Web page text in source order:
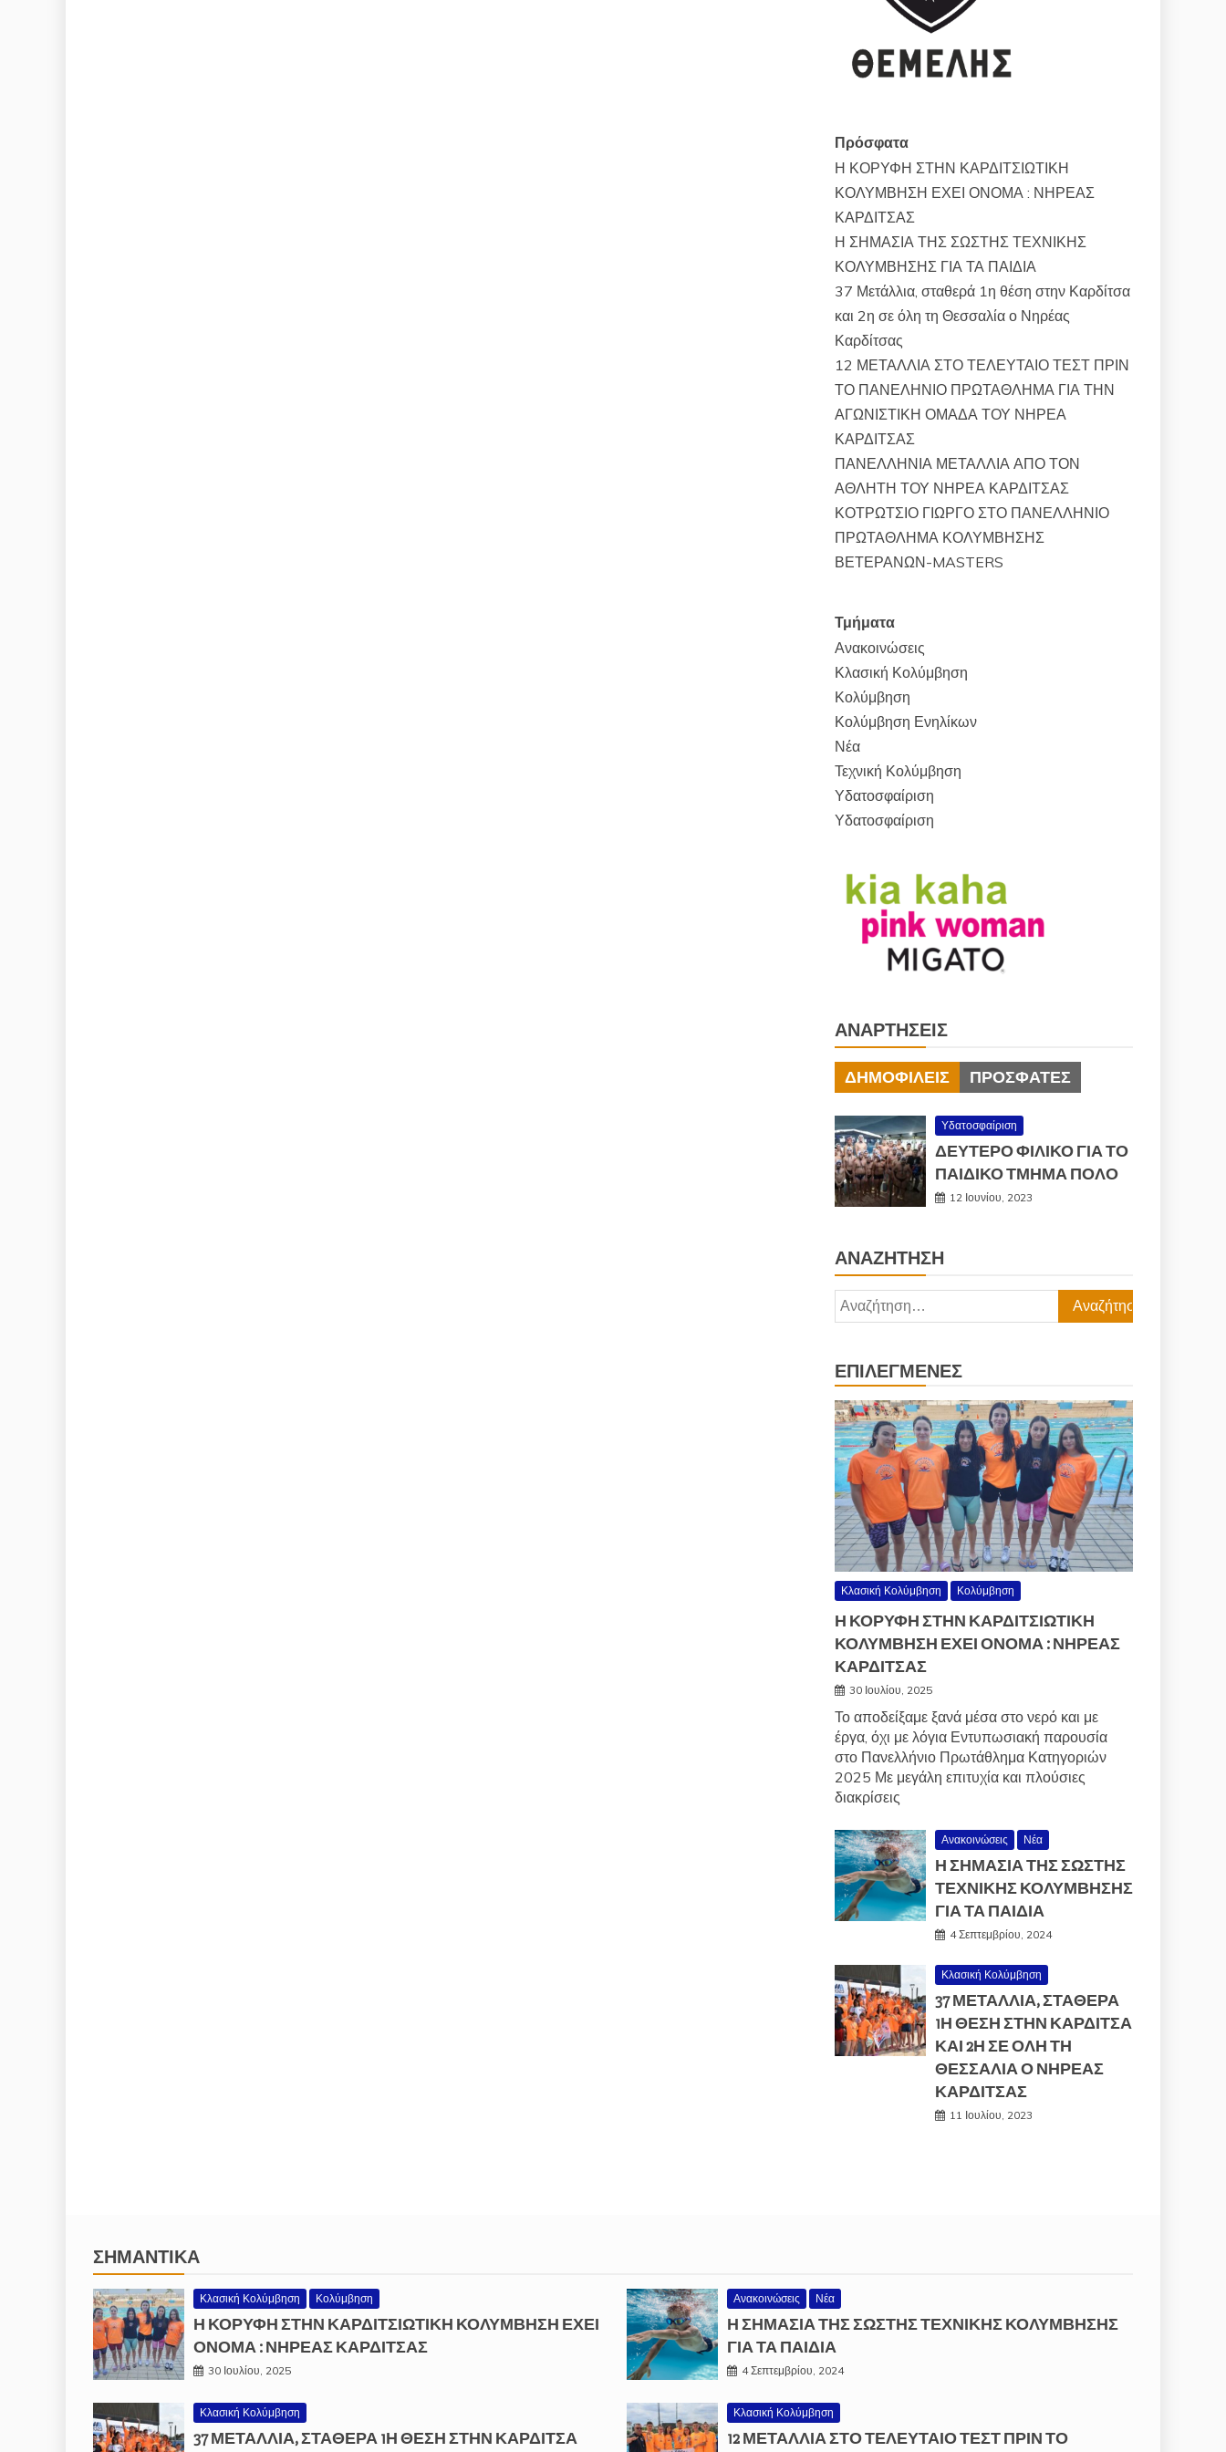
Πρόσφατα
Η ΚΟΡΥΦΗ ΣΤΗΝ ΚΑΡΔΙΤΣΙΩΤΙΚΗ
ΚΟΛΥΜΒΗΣΗ ΕΧΕΙ ΟΝΟΜΑ : ΝΗΡΕΑΣ
ΚΑΡΔΙΤΣΑΣ
Η ΣΗΜΑΣΙΑ ΤΗΣ ΣΩΣΤΗΣ ΤΕΧΝΙΚΗΣ
ΚΟΛΥΜΒΗΣΗΣ ΓΙΑ ΤΑ ΠΑΙΔΙΑ
37 Μετάλλια, σταθερά 1η θέση στην Καρδίτσα
και 2η σε όλη τη Θεσσαλία ο Νηρέας
Καρδίτσας
12 ΜΕΤΑΛΛΙΑ ΣΤΟ ΤΕΛΕΥΤΑΙΟ ΤΕΣΤ ΠΡΙΝ
ΤΟ ΠΑΝΕΛΗΝΙΟ ΠΡΩΤΑΘΛΗΜΑ ΓΙΑ ΤΗΝ
ΑΓΩΝΙΣΤΙΚΗ ΟΜΑΔΑ ΤΟΥ ΝΗΡΕΑ
ΚΑΡΔΙΤΣΑΣ
ΠΑΝΕΛΛΗΝΙΑ ΜΕΤΑΛΛΙΑ ΑΠΟ ΤΟΝ
ΑΘΛΗΤΗ ΤΟΥ ΝΗΡΕΑ ΚΑΡΔΙΤΣΑΣ
ΚΟΤΡΩΤΣΙΟ ΓΙΩΡΓΟ ΣΤΟ ΠΑΝΕΛΛΗΝΙΟ
ΠΡΩΤΑΘΛΗΜΑ ΚΟΛΥΜΒΗΣΗΣ
ΒΕΤΕΡΑΝΩΝ-MASTERS
Τμήματα
Ανακοινώσεις
Κλασική Κολύμβηση
Κολύμβηση
Κολύμβηση Ενηλίκων
Νέα
Τεχνική Κολύμβηση
Υδατοσφαίριση
Υδατοσφαίριση
ΑΝΑΡΤΉΣΕΙΣ
ΔΗΜΟΦΙΛΕΊΣ ΠΡΌΣΦΑΤΕΣ
Υδατοσφαίριση
ΔΕΥΤΕΡΟ ΦΙΛΙΚΟ ΓΙΑ ΤΟ
ΠΑΙΔΙΚΟ ΤΜΗΜΑ ΠΟΛΟ
12 Ιουνίου, 2023
ΑΝΑΖΉΤΗΣΗ
Αναζήτηση
για:
ΕΠΙΛΕΓΜΈΝΕΣ
Κλασική Κολύμβηση Κολύμβηση
Η ΚΟΡΥΦΗ ΣΤΗΝ ΚΑΡΔΙΤΣΙΩΤΙΚΗ
ΚΟΛΥΜΒΗΣΗ ΕΧΕΙ ΟΝΟΜΑ : ΝΗΡΕΑΣ
ΚΑΡΔΙΤΣΑΣ
30 Ιουλίου, 2025
Το αποδείξαμε ξανά μέσα στο νερό και με
έργα, όχι με λόγια Εντυπωσιακή παρουσία
στο Πανελλήνιο Πρωτάθλημα Κατηγοριών
2025 Με μεγάλη επιτυχία και πλούσιες
διακρίσεις
Ανακοινώσεις Νέα
Η ΣΗΜΑΣΙΑ ΤΗΣ ΣΩΣΤΗΣ
ΤΕΧΝΙΚΗΣ ΚΟΛΥΜΒΗΣΗΣ
ΓΙΑ ΤΑ ΠΑΙΔΙΑ
4 Σεπτεμβρίου, 2024
Κλασική Κολύμβηση
37 ΜΕΤΆΛΛΙΑ, ΣΤΑΘΕΡΆ
1Η ΘΈΣΗ ΣΤΗΝ ΚΑΡΔΊΤΣΑ
ΚΑΙ 2Η ΣΕ ΌΛΗ ΤΗ
ΘΕΣΣΑΛΊΑ Ο ΝΗΡΈΑΣ
ΚΑΡΔΊΤΣΑΣ
11 Ιουλίου, 2023
ΣΗΜΑΝΤΙΚΆ
Κλασική Κολύμβηση Κολύμβηση
Η ΚΟΡΥΦΗ ΣΤΗΝ ΚΑΡΔΙΤΣΙΩΤΙΚΗ ΚΟΛΥΜΒΗΣΗ ΕΧΕΙ
ΟΝΟΜΑ : ΝΗΡΕΑΣ ΚΑΡΔΙΤΣΑΣ
30 Ιουλίου, 2025
Ανακοινώσεις Νέα
Η ΣΗΜΑΣΙΑ ΤΗΣ ΣΩΣΤΗΣ ΤΕΧΝΙΚΗΣ ΚΟΛΥΜΒΗΣΗΣ
ΓΙΑ ΤΑ ΠΑΙΔΙΑ
4 Σεπτεμβρίου, 2024
Κλασική Κολύμβηση
37 ΜΕΤΆΛΛΙΑ, ΣΤΑΘΕΡΆ 1Η ΘΈΣΗ ΣΤΗΝ ΚΑΡΔΊΤΣΑ
Κλασική Κολύμβηση
12 ΜΕΤΑΛΛΙΑ ΣΤΟ ΤΕΛΕΥΤΑΙΟ ΤΕΣΤ ΠΡΙΝ ΤΟ